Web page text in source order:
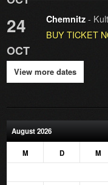
24
OCT
Chemnitz -
BUY TICKET
View more dates
August 2026
M D M